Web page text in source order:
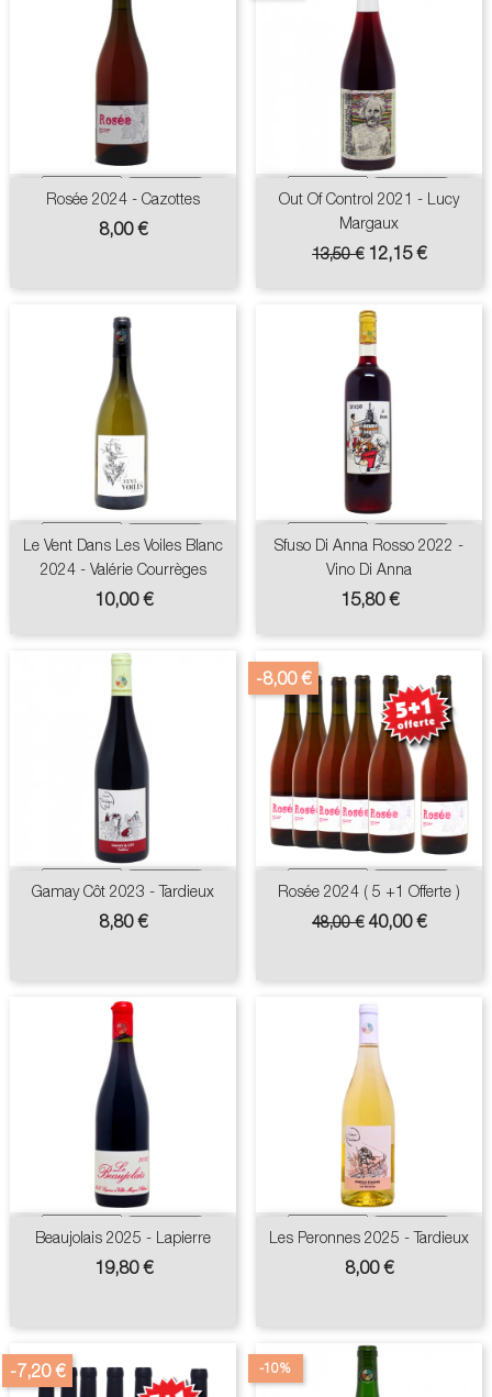
Rosée 2024 - Cazottes
Prix
8,00 €
Out Of Control 2021 - Lucy
Margaux
Prix
base
13,50 € Prix
12,15 €
Le Vent Dans Les Voiles Blanc
2024 - Valérie Courrèges
Prix
10,00 €
Sfuso Di Anna Rosso 2022 -
Vino Di Anna
Prix
15,80 €
Gamay Côt 2023 - Tardieux
Prix
8,80 €
Rosée 2024 ( 5 +1 Offerte )
Prix
48,00 €
-8,00 €
Prix
40,00 €
Beaujolais 2025 - Lapierre
Prix
19,80 €
Les Peronnes 2025 - Tardieux
Prix
8,00 €
-7,20 € -10%